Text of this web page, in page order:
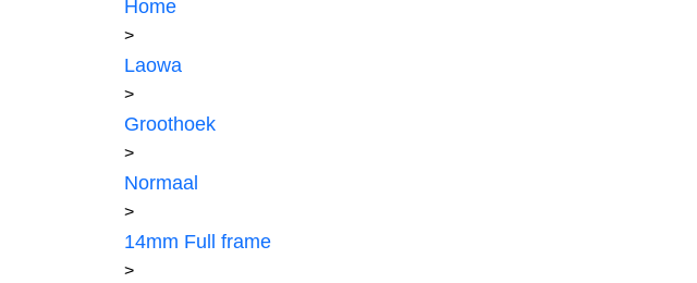
Home
>
Laowa
>
Groothoek
>
Normaal
>
14mm Full frame
>